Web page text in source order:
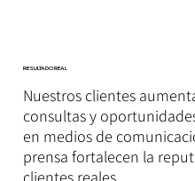
RESULTADO REAL
Nuestros clientes
consultas y
en medios de
prensa fortalecen la